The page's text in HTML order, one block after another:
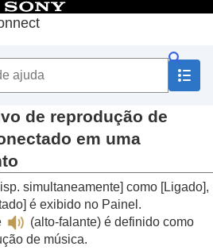
Índice
| Headphones Connect”
guia [Status]
ou locais e ajuste
função de cancelamento de
Sound Control
conectado em uma
(Dispositivo sendo
de reprodução de
conectado em uma
de reprodução de
em uma
simultaneamente] como [Ligado],
] é exibido no Painel.
(alto-falante) é definido como
de música.